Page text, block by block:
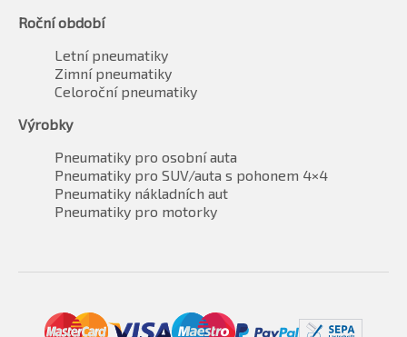
Roční období
Letní pneumatiky
Zimní pneumatiky
Celoroční pneumatiky
Výrobky
Pneumatiky pro osobní auta
Pneumatiky pro SUV/auta s pohonem 4×4
Pneumatiky nákladních aut
Pneumatiky pro motorky